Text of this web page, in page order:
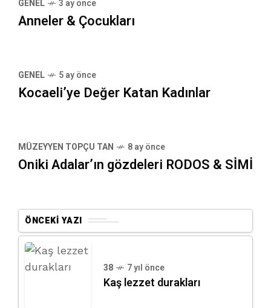
GENEL 3 ay önce
Anneler & Çocukları
GENEL 5 ay önce
Kocaeli’ye Değer Katan Kadınlar
MÜZEYYEN TOPÇU TAN 8 ay önce
Oniki Adalar’ın gözdeleri RODOS & SİMİ
ÖNCEKI YAZI
38 7 yıl önce
Kaş lezzet durakları